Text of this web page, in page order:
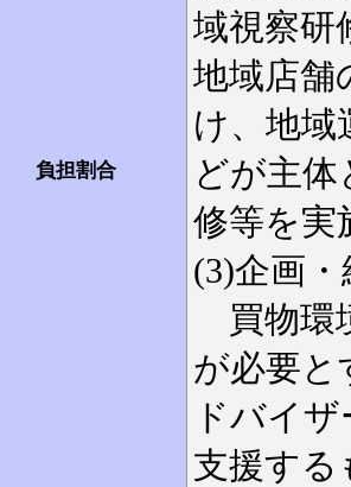
負担割合
域視察研
地域店舗
け、地域
どが主
修等を実
(3)企画
買物環
が必要と
ドバイ
支援する